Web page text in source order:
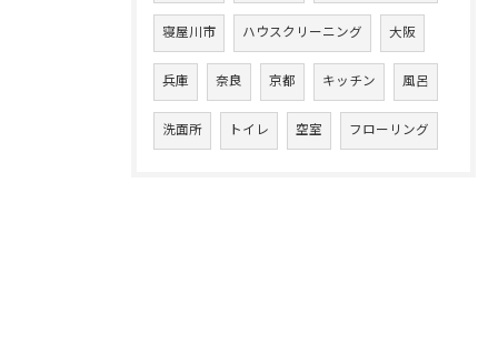
寝屋川市 ハウスクリーニング 大阪
兵庫 奈良 京都 キッチン 風呂
洗面所 トイレ 空室 フローリング